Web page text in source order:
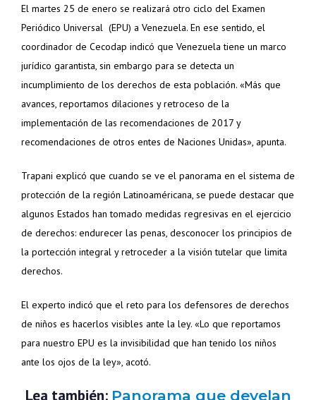
El martes 25 de enero se realizará otro ciclo del Examen
Periódico Universal (EPU) a Venezuela. En ese sentido, el
coordinador de Cecodap indicó que Venezuela tiene un marco
jurídico garantista, sin embargo para se detecta un
incumplimiento de los derechos de esta población. «Más que
avances, reportamos dilaciones y retroceso de la
implementación de las recomendaciones de 2017 y
recomendaciones de otros entes de Naciones Unidas», apunta.
Trapani explicó que cuando se ve el panorama en el sistema de
protección de la región Latinoaméricana, se puede destacar que
algunos Estados han tomado medidas regresivas en el ejercicio
de derechos: endurecer las penas, desconocer los principios de
la portección integral y retroceder a la visión tutelar que limita
derechos.
El experto indicó que el reto para los defensores de derechos
de niños es hacerlos visibles ante la ley. «Lo que reportamos
para nuestro EPU es la invisibilidad que han tenido los niños
ante los ojos de la ley», acotó.
Lea también: Panorama que develan